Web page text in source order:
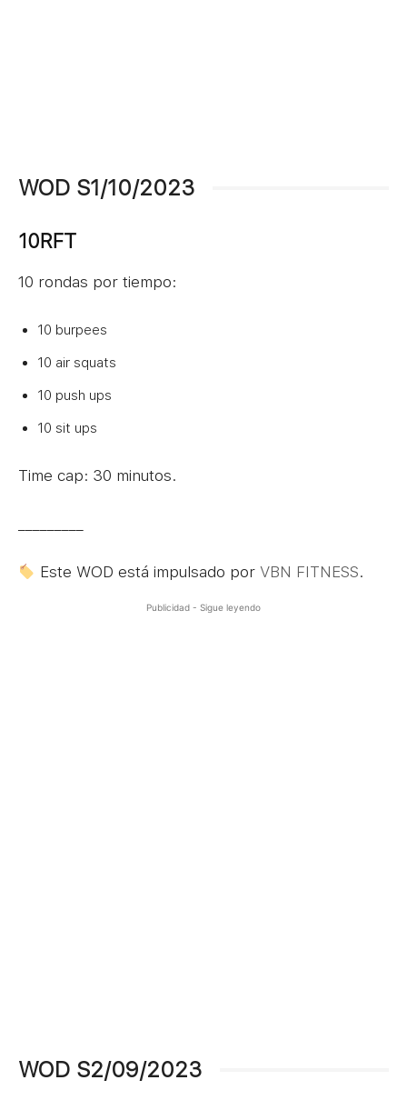
WOD S1/10/2023
10RFT
10 rondas por tiempo:
10 burpees
10 air squats
10 push ups
10 sit ups
Time cap: 30 minutos.
Este WOD está impulsado porVBN FITNESS.
Publicidad - Sigue leyendo
WOD S2/09/2023